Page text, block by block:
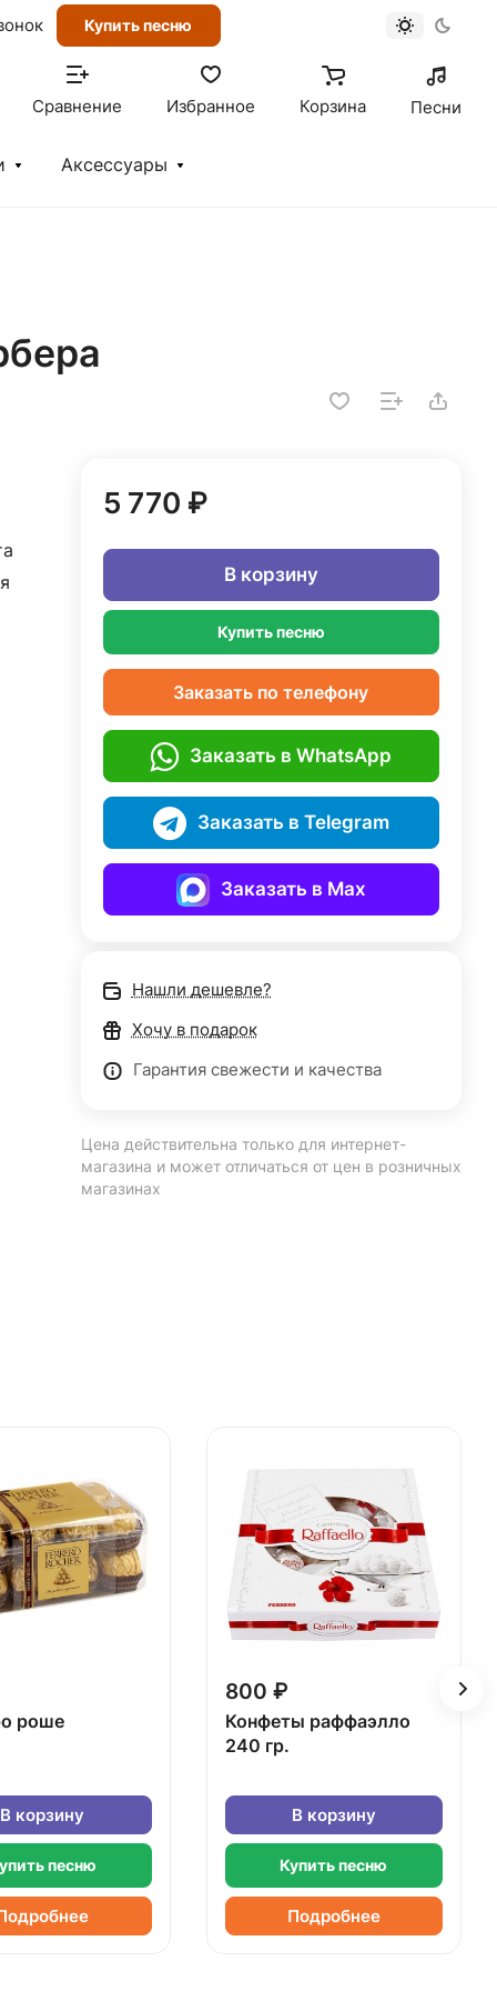
Купить песню
Сравнение Избранное Корзина Песни
Аксессуары
5 770 ₽
В корзину
Купить песню
Заказать по телефону
Заказать в WhatsApp
Заказать в Telegram
Заказать в Max
Нашли дешевле?
Хочу в подарок
Гарантия свежести и качества
Цена действительна только для интернет-
магазина и может отличаться от цен в розничных
магазинах
роше
В корзину
песню
800 ₽
Конфеты раффаэлло
240 гр.
В корзину
Купить песню
Подробнее